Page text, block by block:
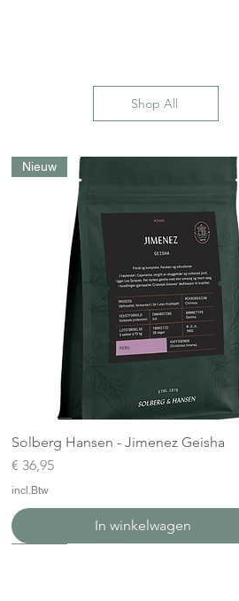
Shop All
Nieuw
Solberg Hansen - Jimenez Geisha
Prijs
€ 36,95
incl.Btw
In winkelwagen